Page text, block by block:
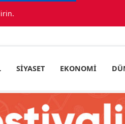
SIYASET EKONOMI